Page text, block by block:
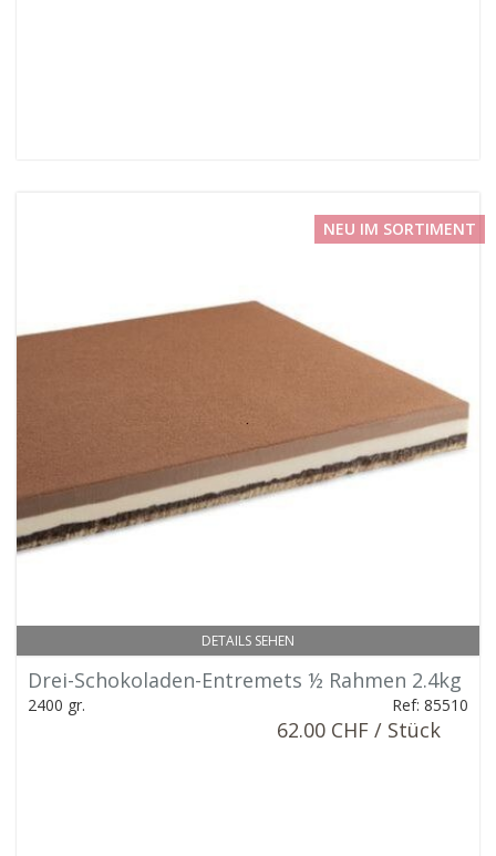
DETAILS SEHEN
NEU IM SORTIMENT
Drei-Schokoladen-Entremets ½ Rahmen 2.4kg
2400 gr. Ref: 85510
62.00 CHF / Stück